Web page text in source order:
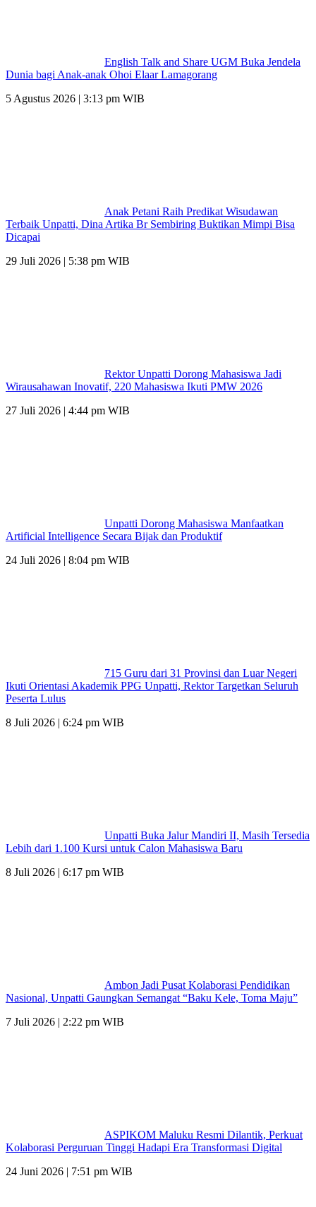
English Talk and Share UGM Buka Jendela
Dunia bagi Anak-anak Ohoi Elaar Lamagorang
5 Agustus 2026 | 3:13 pm WIB
Anak Petani Raih Predikat Wisudawan
Terbaik Unpatti, Dina Artika Br Sembiring Buktikan Mimpi Bisa
Dicapai
29 Juli 2026 | 5:38 pm WIB
Rektor Unpatti Dorong Mahasiswa Jadi
Wirausahawan Inovatif, 220 Mahasiswa Ikuti PMW 2026
27 Juli 2026 | 4:44 pm WIB
Unpatti Dorong Mahasiswa Manfaatkan
Artificial Intelligence Secara Bijak dan Produktif
24 Juli 2026 | 8:04 pm WIB
715 Guru dari 31 Provinsi dan Luar Negeri
Ikuti Orientasi Akademik PPG Unpatti, Rektor Targetkan Seluruh
Peserta Lulus
8 Juli 2026 | 6:24 pm WIB
Unpatti Buka Jalur Mandiri II, Masih Tersedia
Lebih dari 1.100 Kursi untuk Calon Mahasiswa Baru
8 Juli 2026 | 6:17 pm WIB
Ambon Jadi Pusat Kolaborasi Pendidikan
Nasional, Unpatti Gaungkan Semangat “Baku Kele, Toma Maju”
7 Juli 2026 | 2:22 pm WIB
ASPIKOM Maluku Resmi Dilantik, Perkuat
Kolaborasi Perguruan Tinggi Hadapi Era Transformasi Digital
24 Juni 2026 | 7:51 pm WIB